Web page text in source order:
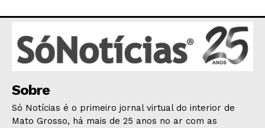
HOME
POLÍTICA
POLÍCIA
Sobre
Só Notícias é o primeiro jornal virtual do interior de
Mato Grosso, há mais de 25 anos no ar com as